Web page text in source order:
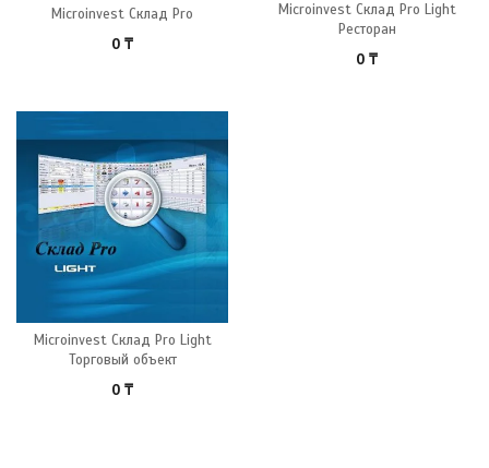
Microinvest Склад Pro
0 ₸
Microinvest Склад Pro Light
Ресторан
0 ₸
Microinvest Склад Pro Light
Торговый объект
0 ₸